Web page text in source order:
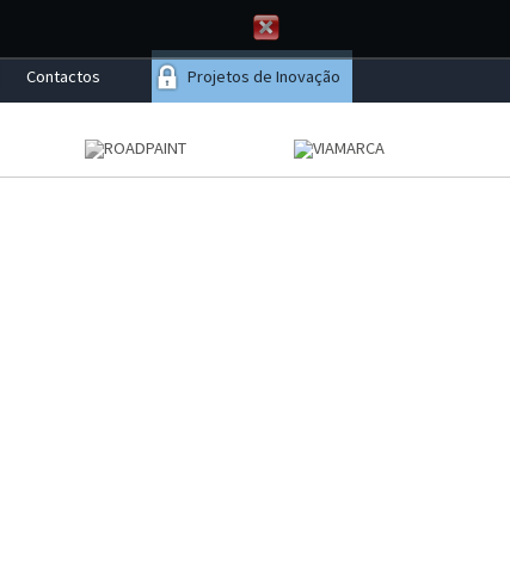
Contactos Projetos de Inovação